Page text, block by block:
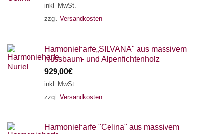
inkl. MwSt.
zzgl. Versandkosten
Harmonieharfe„SILVANA" aus massivem
Nussbaum- und Alpenfichtenholz
929,00€
inkl. MwSt.
zzgl. Versandkosten
Harmonieharfe "Celina" aus massivem